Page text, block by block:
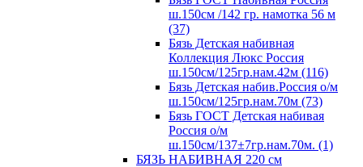
ш.150см /142 гр. намотка 56 м
(37)
Бязь Детская набивная
Коллекция Люкс Россия
ш.150см/125гр.нам.42м (116)
Бязь Детская набив.Россия о/м
ш.150см/125гр.нам.70м (73)
Бязь ГОСТ Детская набивая
Россия о/м
ш.150см/137±7гр.нам.70м. (1)
БЯЗЬ НАБИВНАЯ 220 см